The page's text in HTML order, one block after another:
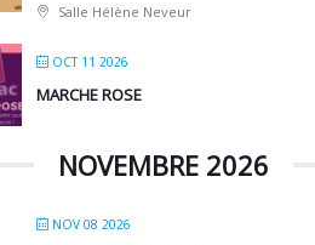
Salle Hélène Neveur
OCT 11 2026
MARCHE ROSE
NOVEMBRE 2026
NOV 08 2026